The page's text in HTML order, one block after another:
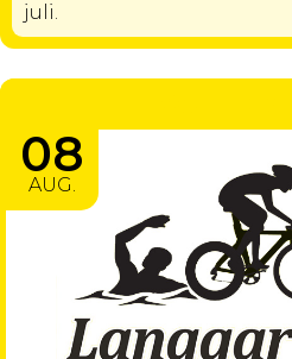
juli.
08
AUG.